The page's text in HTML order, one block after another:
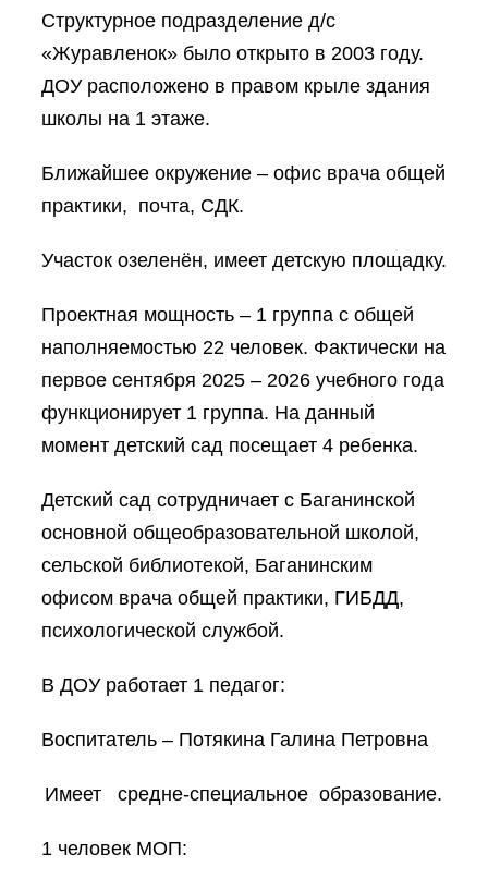
Структурное подразделение д/с
«Журавленок» было открыто в 2003 году.
ДОУ расположено в правом крыле здания
школы на 1 этаже.
Ближайшее окружение – офис врача общей
практики, почта, СДК.
Участок озеленён, имеет детскую площадку.
Проектная мощность – 1 группа с общей
наполняемостью 22 человек. Фактически на
первое сентября 2025 – 2026 учебного года
функционирует 1 группа. На данный
момент детский сад посещает 4 ребенка.
Детский сад сотрудничает с Баганинской
основной общеобразовательной школой,
сельской библиотекой, Баганинским
офисом врача общей практики, ГИБДД,
психологической службой.
В ДОУ работает 1 педагог:
Воспитатель – Потякина Галина Петровна
Имеет средне-специальное образование.
1 человек МОП: